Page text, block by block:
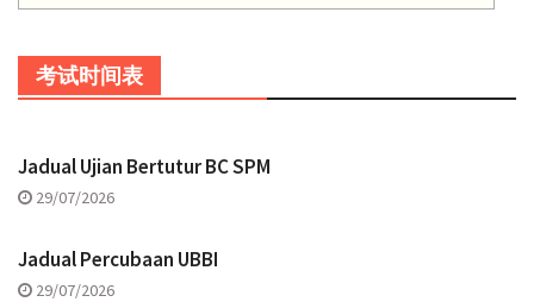
考试时间表
Jadual Ujian Bertutur BC SPM
29/07/2026
Jadual Percubaan UBBI
29/07/2026